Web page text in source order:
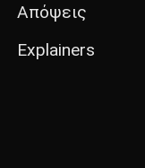
Απόψεις
Explainers